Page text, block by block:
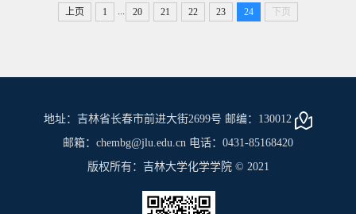
上页
1 ... 20 21 22 23 24 下页
地址：吉林省长春市前进大街2699号 邮编：130012
邮箱：chembg@jlu.edu.cn 电话：0431-85168420
版权所有：吉林大学化学学院 © 2021